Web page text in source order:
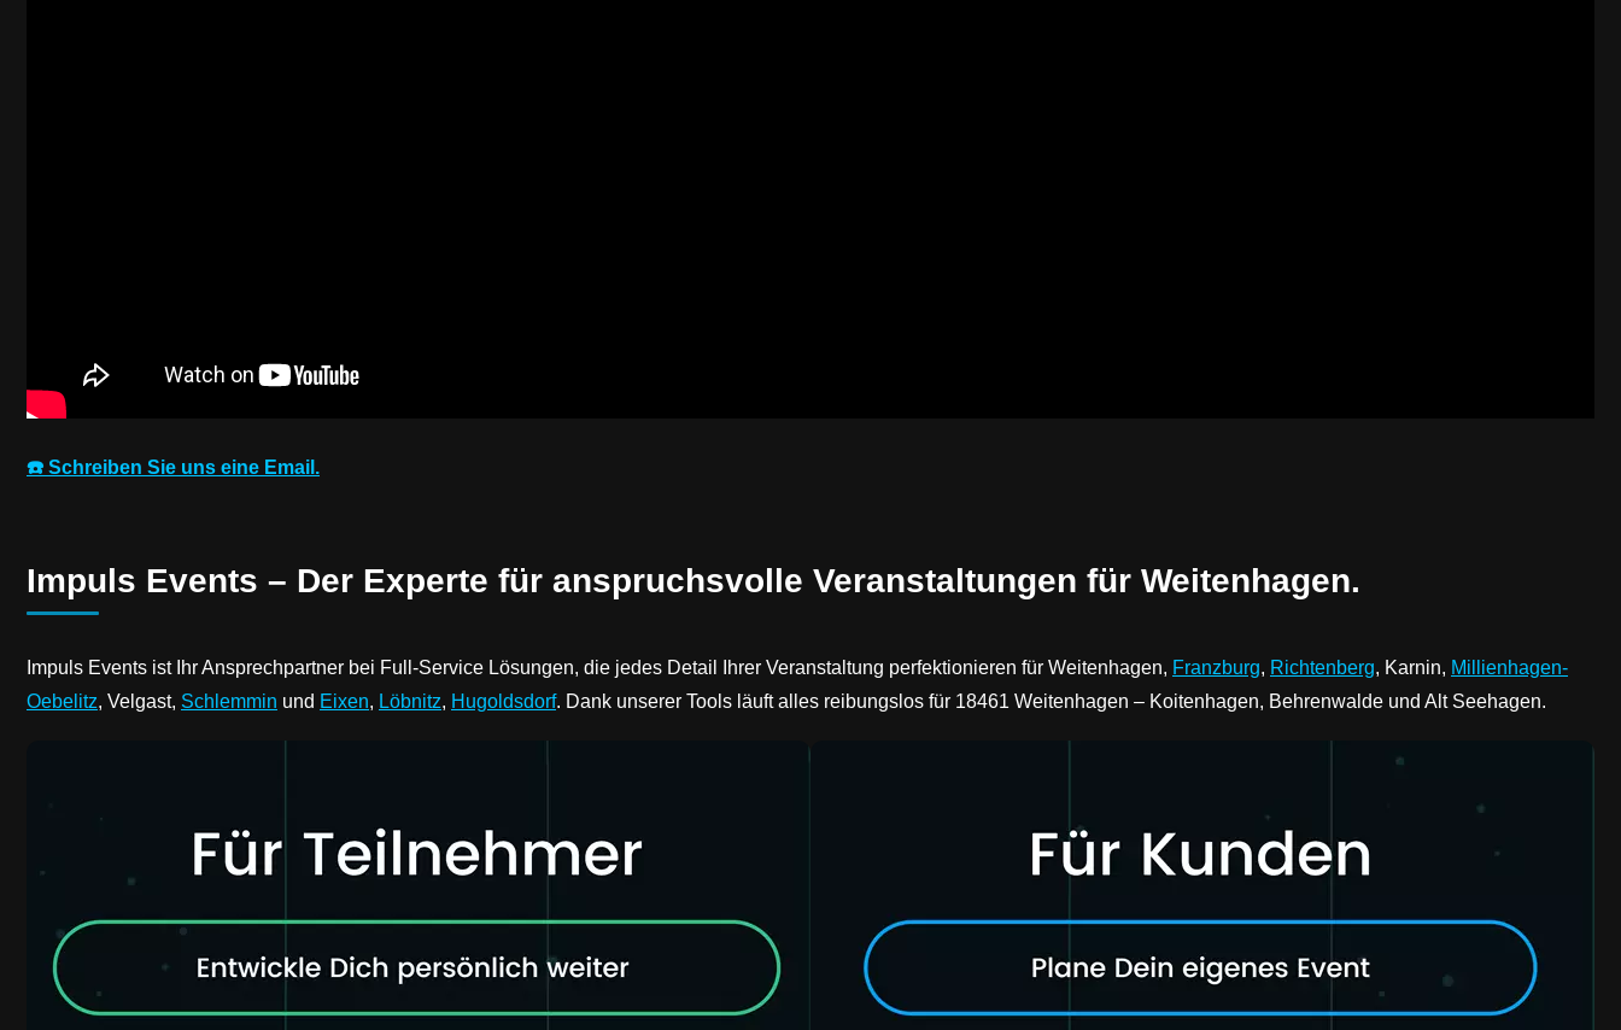
☎️ Schreiben Sie uns eine Email.
Impuls Events – Der Experte für anspruchsvolle Veranstaltungen für Weitenhagen.
Impuls Events ist Ihr Ansprechpartner bei Full-Service Lösungen, die jedes Detail Ihrer Veranstaltung perfektionieren für Weitenhagen, Franzburg, Richtenberg, Karnin, Millienhagen-
Oebelitz, Velgast, Schlemmin und Eixen, Löbnitz, Hugoldsdorf. Dank unserer Tools läuft alles reibungslos für 18461 Weitenhagen – Koitenhagen, Behrenwalde und Alt Seehagen.